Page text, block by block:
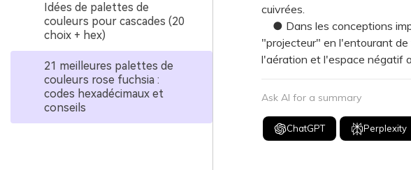
Idées de palettes de
couleurs pour cascades (20
choix + hex)
21 meilleures palettes de
couleurs rose fuchsia :
codes hexadécimaux et
conseils
cuivrées.
● Dans les conceptions
"projecteur" en l'entourant de
l'aération et l'espace négatif
Ask AI for a summary
ChatGPT Perplexity